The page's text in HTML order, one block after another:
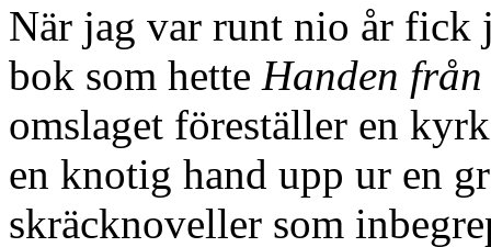
När jag var runt nio år
bok som hette Handen
omslaget föreställer en
en knotig hand upp ur en
skräcknoveller som